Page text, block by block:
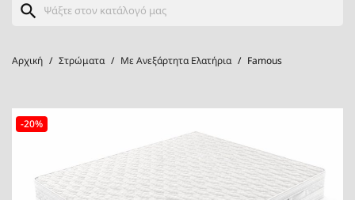
search
Αρχική Στρώματα Με Ανεξάρτητα Ελατήρια Famous
-20%